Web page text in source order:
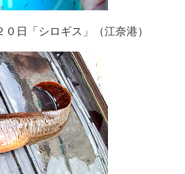
日「シロギス」（江奈港）